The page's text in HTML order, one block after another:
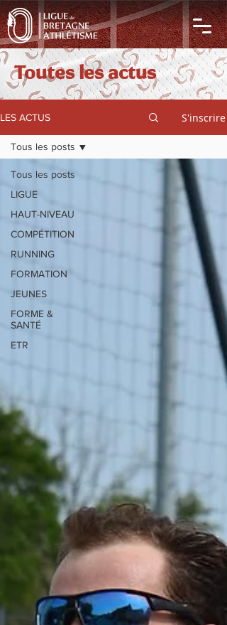
Toutes les actus
LES ACTUS S'inscrire
Tous les posts
LIGUE
HAUT-NIVEAU
COMPÉTITION
RUNNING
FORMATION
JEUNES
FORME &
SANTÉ
ETR
Tous les posts